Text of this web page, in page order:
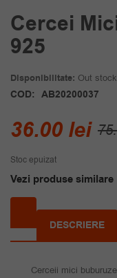
Cercei
925
Disponibilitate: Out stock
COD: AB20200037
36.00 lei
Stoc epuizat
Vezi produse similare
DESCRIERE
Cerceii mici